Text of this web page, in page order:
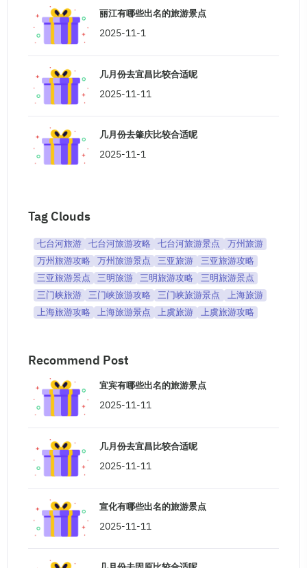
丽江有哪些出名的旅游景点
2025-11-1
几月份去宜昌比较合适呢
2025-11-11
几月份去肇庆比较合适呢
2025-11-1
Tag Clouds
七台河旅游 七台河旅游攻略 七台河旅游景点
万州旅游
万州旅游攻略
万州旅游景点 三亚旅游
三亚旅游攻略
三亚旅游景点
三明旅游 三明旅游攻略
三明旅游景点
三门峡旅游
三门峡旅游攻略 三门峡旅游景点
上海旅游
上海旅游攻略
上海旅游景点 上虞旅游 上虞旅游攻略
Recommend Post
宜宾有哪些出名的旅游景点
2025-11-11
几月份去宜昌比较合适呢
2025-11-11
宣化有哪些出名的旅游景点
2025-11-11